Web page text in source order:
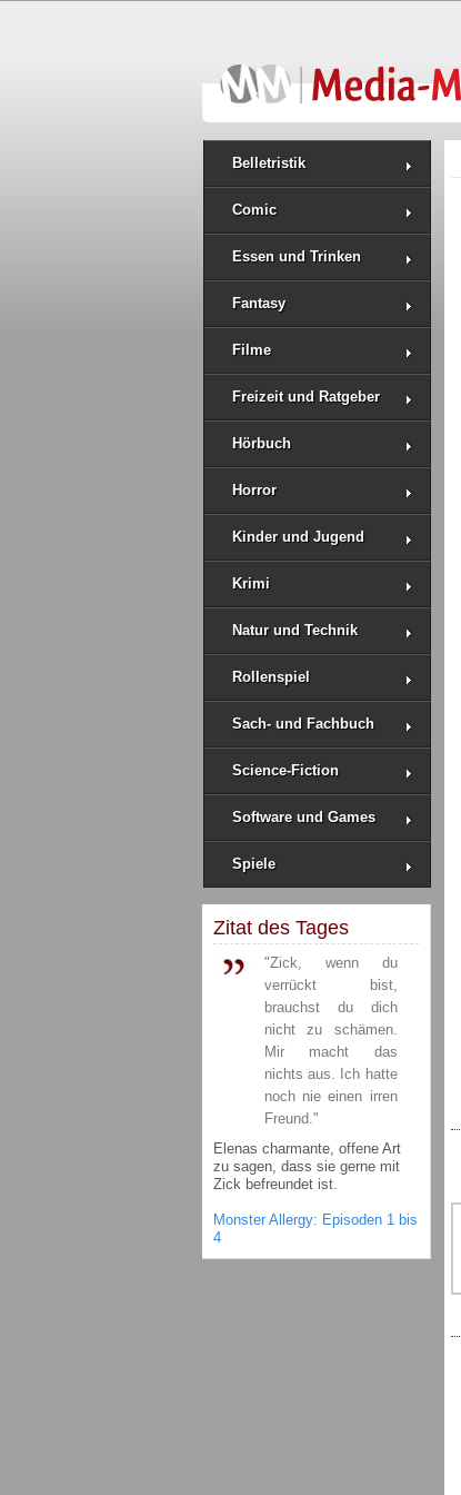
Belletristik
Comic
Essen und Trinken
Fantasy
Filme
Freizeit und Ratgeber
Hörbuch
Horror
Kinder und Jugend
Krimi
Natur und Technik
Rollenspiel
Sach- und Fachbuch
Science-Fiction
Software und Games
Spiele
Zitat des Tages
"Zick, wenn du
verrückt bist,
brauchst du dich
nicht zu schämen.
Mir macht das
nichts aus. Ich hatte
noch nie einen irren
Freund."
Elenas charmante, offene Art
zu sagen, dass sie gerne mit
Zick befreundet ist.
Monster Allergy: Episoden 1 bis
4